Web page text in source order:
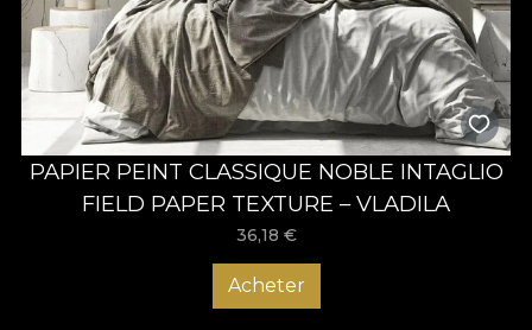
PAPIER PEINT CLASSIQUE NOBLE INTAGLIO
FIELD PAPER TEXTURE – VLADILA
36,18 €
Acheter